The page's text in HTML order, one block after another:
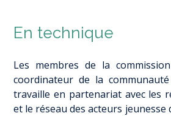
En technique
Les membres de la
coordinateur de la
travaille en partenariat avec les
et le réseau des acteurs